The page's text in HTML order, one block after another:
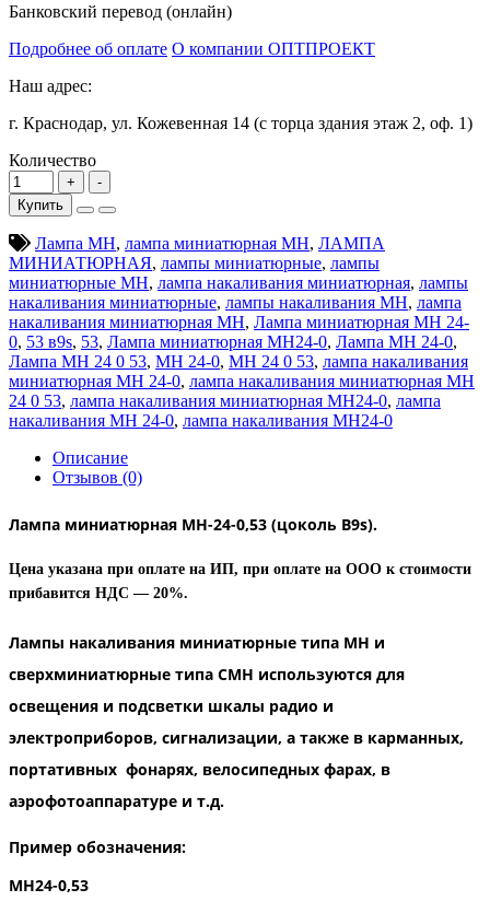
Банковский перевод (онлайн)
Подробнее об оплате О компании ОПТПРОЕКТ
Наш адрес:
г. Краснодар, ул. Кожевенная 14 (с торца здания этаж 2, оф. 1)
Количество
Купить
Лампа МН, лампа миниатюрная МН, ЛАМПА
МИНИАТЮРНАЯ, лампы миниатюрные, лампы
миниатюрные МН, лампа накаливания миниатюрная, лампы
накаливания миниатюрные, лампы накаливания МН, лампа
накаливания миниатюрная МН, Лампа миниатюрная МН 24-
0, 53 в9s, 53, Лампа миниатюрная МН24-0, Лампа МН 24-0,
Лампа МН 24 0 53, МН 24-0, МН 24 0 53, лампа накаливания
миниатюрная МН 24-0, лампа накаливания миниатюрная МН
24 0 53, лампа накаливания миниатюрная МН24-0, лампа
накаливания МН 24-0, лампа накаливания МН24-0
Описание
Отзывов (0)
Лампа миниатюрная МН-24-0,53 (цоколь B9s).
Цена указана при оплате на ИП, при оплате на ООО к стоимости
прибавится НДС ― 20%.
Лампы накаливания миниатюрные типа МН и
сверхминиатюрные типа СМН используются для
освещения и подсветки шкалы радио и
электроприборов, сигнализации, а также в карманных,
портативных фонарях, велосипедных фарах, в
аэрофотоаппаратуре и т.д.
Пример обозначения:
МН24-0,53